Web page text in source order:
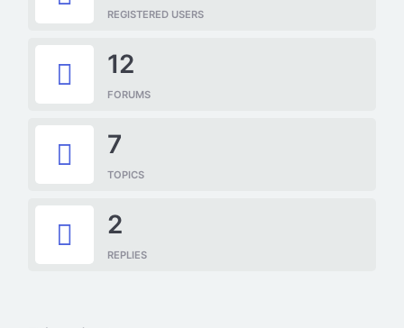
REGISTERED USERS
12
FORUMS
7
TOPICS
2
REPLIES